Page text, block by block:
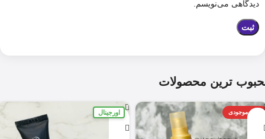
دیدگاهی می‌نویسم.
ترین محصولات
اتمام موجودی اورجینال